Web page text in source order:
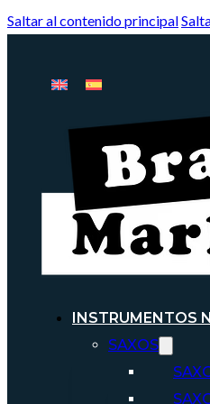
Saltar al contenido principal
INSTRUMENTOS
SAXOS